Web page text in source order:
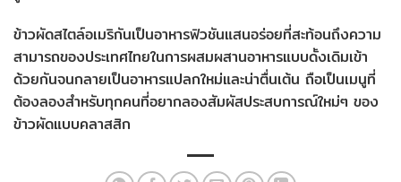
ข้าวผัดสไตล์อเมริกันเป็นอาหารฟิวชันแสนอร่อยที่สะท้อนถึงความ
สามารถของประเทศไทยในการผสมผสานอาหารแบบดั้งเดิมเข้า
ด้วยกันจนกลายเป็นอาหารแปลกใหม่และน่าตื่นเต้น ถือเป็นเมนูที่
ต้องลองสำหรับทุกคนที่อยากลองสัมผัสประสบการณ์ใหม่ๆ ของ
ข้าวผัดแบบคลาสสิก